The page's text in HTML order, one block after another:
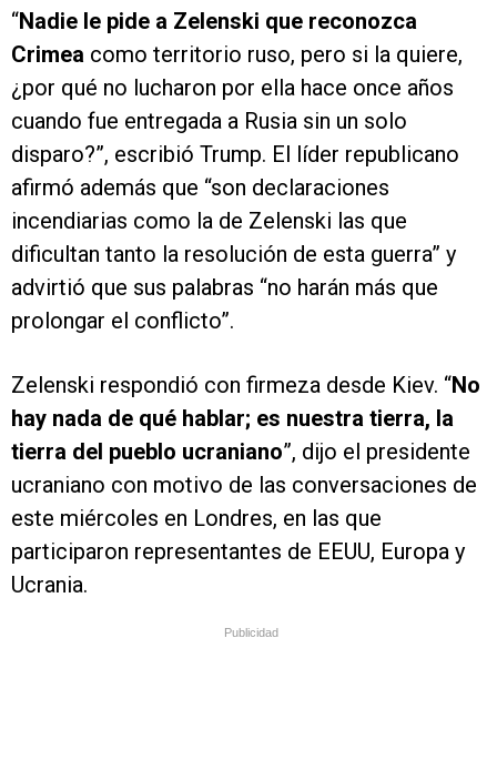
“Nadie le pide a Zelenski que reconozca
Crimea como territorio ruso, pero si la quiere,
¿por qué no lucharon por ella hace once años
cuando fue entregada a Rusia sin un solo
disparo?”, escribió Trump. El líder republicano
afirmó además que “son declaraciones
incendiarias como la de Zelenski las que
dificultan tanto la resolución de esta guerra” y
advirtió que sus palabras “no harán más que
prolongar el conflicto”.
Zelenski respondió con firmeza desde Kiev. “No
hay nada de qué hablar; es nuestra tierra, la
tierra del pueblo ucraniano”, dijo el presidente
ucraniano con motivo de las conversaciones de
este miércoles en Londres, en las que
participaron representantes de EEUU, Europa y
Ucrania.
Publicidad